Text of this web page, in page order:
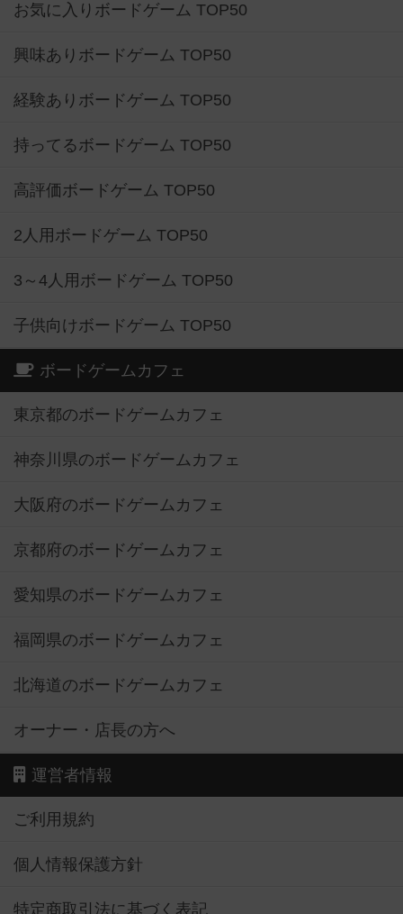
お気に入りボードゲーム TOP50
興味ありボードゲーム TOP50
経験ありボードゲーム TOP50
持ってるボードゲーム TOP50
高評価ボードゲーム TOP50
2人用ボードゲーム TOP50
3～4人用ボードゲーム TOP50
子供向けボードゲーム TOP50
ボードゲームカフェ
東京都のボードゲームカフェ
神奈川県のボードゲームカフェ
大阪府のボードゲームカフェ
京都府のボードゲームカフェ
愛知県のボードゲームカフェ
福岡県のボードゲームカフェ
北海道のボードゲームカフェ
オーナー・店長の方へ
運営者情報
ご利用規約
個人情報保護方針
特定商取引法に基づく表記